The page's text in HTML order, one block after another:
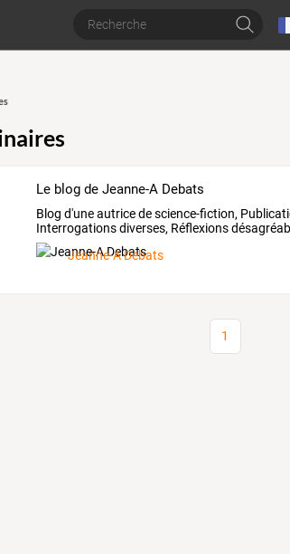
Le blog de Jeanne-A Debats
Blog d'uneautricedescience-fiction,
Interrogationsdiverses, Réflexions
…
Jeanne-A Debats
1